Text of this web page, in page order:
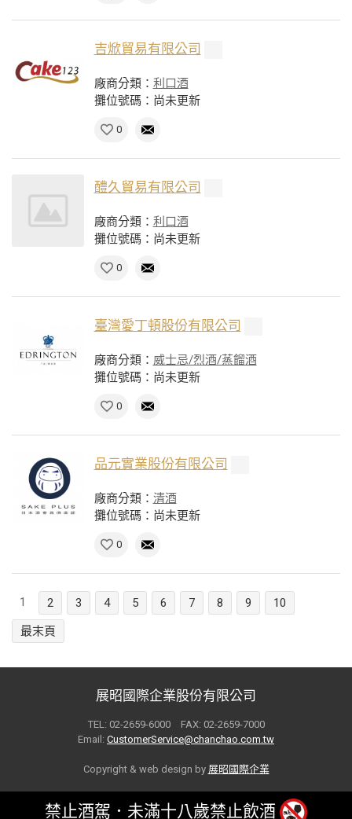
吉焮貿易有限公司
廠商分類： 利口酒
攤位號碼：尚未更新
0
醴久貿易有限公司
廠商分類： 利口酒
攤位號碼：尚未更新
0
臺灣愛丁頓股份有限公司
廠商分類： 威士忌/烈酒/蒸餾酒
攤位號碼：尚未更新
0
品元實業股份有限公司
廠商分類： 清酒
攤位號碼：尚未更新
0
1 2 3 4 5 6 7 8 9
10
最末頁
展昭國際企業股份有限公司
TEL: 02-2659-6000 FAX: 02-2659-7000
Email: CustomerService@chanchao.com.tw
Copyright & web design by 展昭國際企業
禁止酒駕．未滿十八歲禁止飲酒